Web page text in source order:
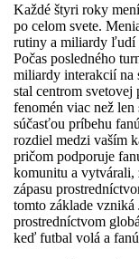
Každé štyri roky
po celom svete.
rutiny a miliardy ľudí
Počas posledného
miliardy interakcií na
stal centrom
fenomén viac než
súčasťou príbehu
rozdiel medzi vaším
pričom podporuje
komunitu a vytvárali,
zápasu
tomto základe vzniká
prostredníctvom
keď futbal volá a